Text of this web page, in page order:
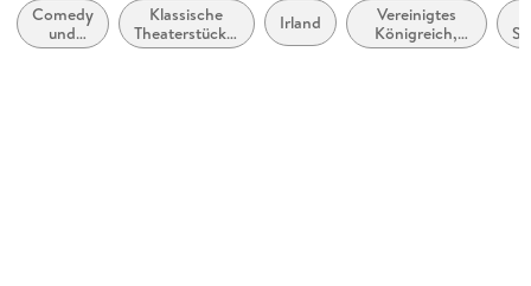
Verlag/Hersteller
CAEDMON
Comedy
und
Stand-
Klassische
Theaterstücke,
Dramen (vor
Irland
Vereinigtes
Königreich,
Großbritannien